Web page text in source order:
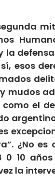
la
sí, esos
mudos
el
¿No es
0 10
la